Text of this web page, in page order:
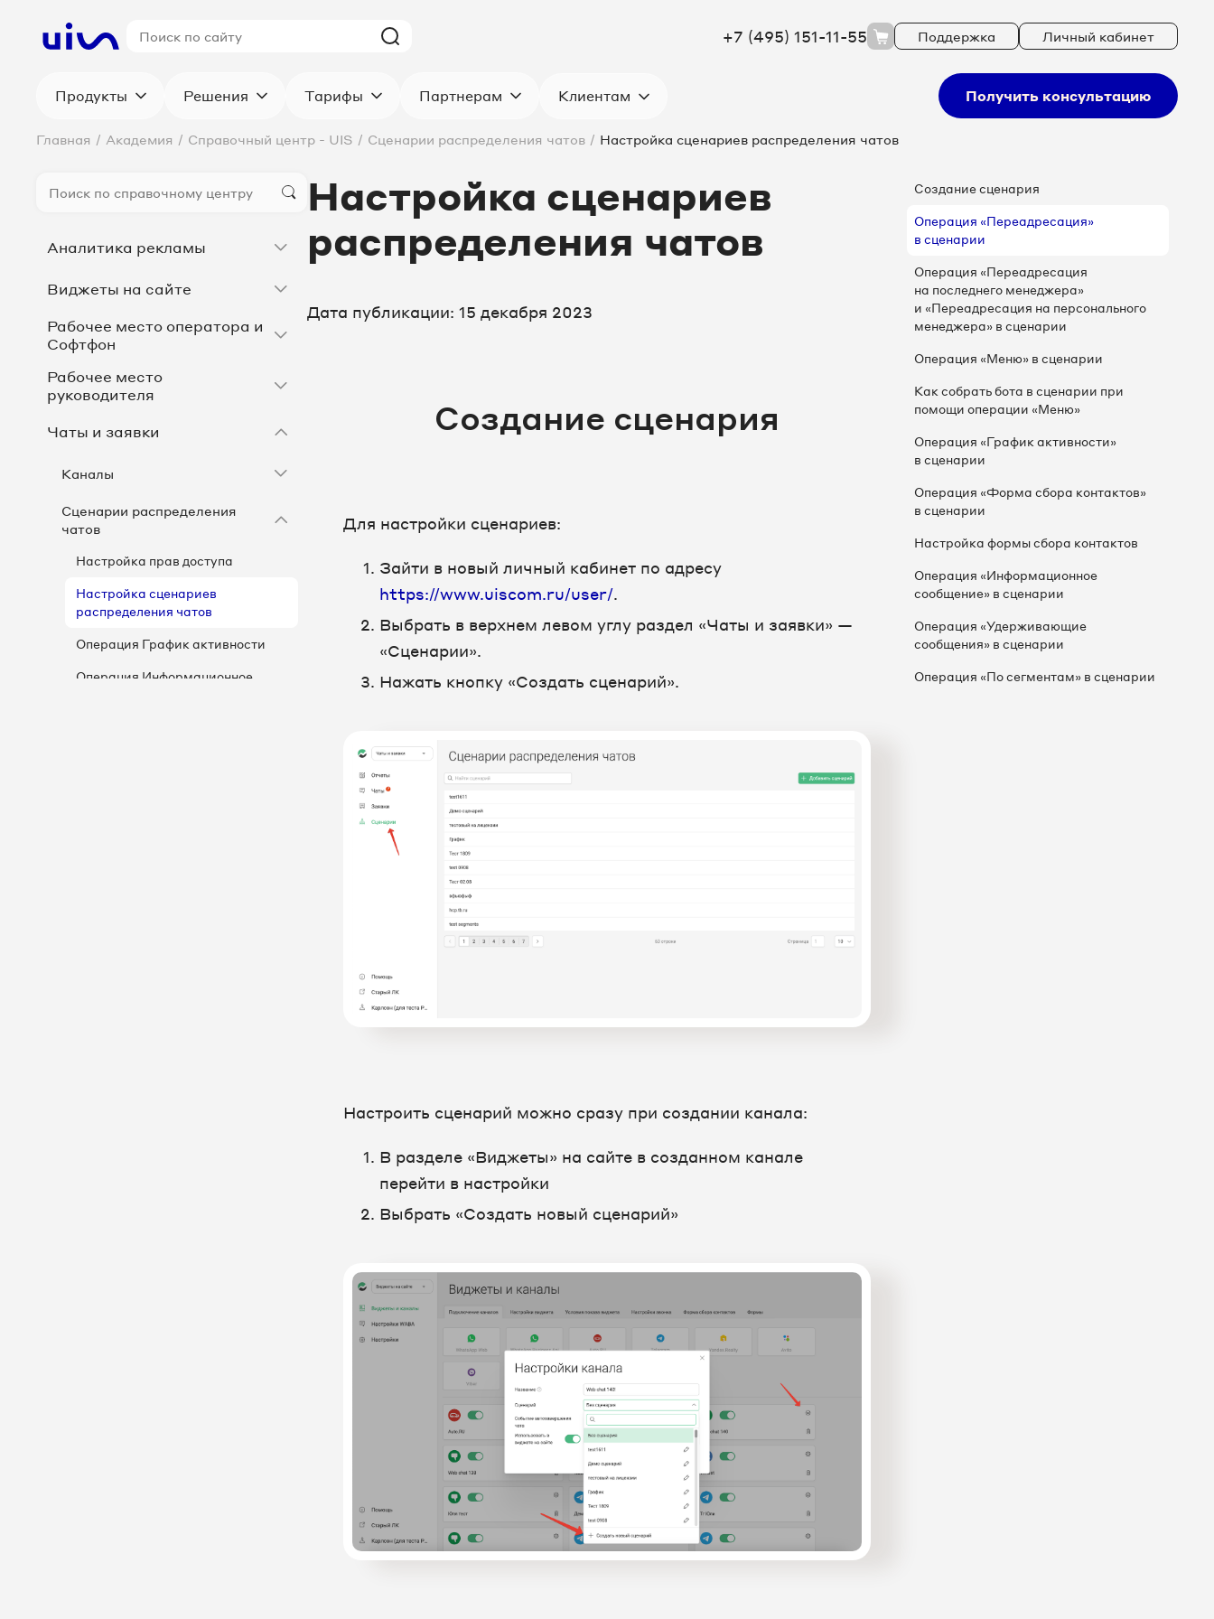
+7 (495) 151-11-55 Поддержка Личный кабинет
Продукты Решения Тарифы Партнерам Клиентам Получить консультацию
Главная / Академия / Справочный центр - UIS / Сценарии распределения чатов / Настройка сценариев распределения чатов
Аналитика рекламы
Виджеты на сайте
Рабочее место оператора и
Софтфон
Рабочее место
руководителя
Чаты и заявки
Каналы
Сценарии распределения
чатов
Настройка прав доступа
Настройка сценариев
распределения чатов
Операция График активности
Операция Информационное
Настройка сценариев
распределения чатов
Дата публикации: 15 декабря 2023
Создание сценария
Для настройки сценариев:
Зайти в новый личный кабинет по адресу
https://www.uiscom.ru/user/.
Выбрать в верхнем левом углу раздел «Чаты и заявки» —
«Сценарии».
Нажать кнопку «Создать сценарий».
Настроить сценарий можно сразу при создании канала:
В разделе «Виджеты» на сайте в созданном канале
перейти в настройки
Выбрать «Создать новый сценарий»
Создание сценария
Операция «Переадресация»
в сценарии
Операция «Переадресация
на последнего менеджера»
и «Переадресация на персонального
менеджера» в сценарии
Операция «Меню» в сценарии
Как собрать бота в сценарии при
помощи операции «Меню»
Операция «График активности»
в сценарии
Операция «Форма сбора контактов»
в сценарии
Настройка формы сбора контактов
Операция «Информационное
сообщение» в сценарии
Операция «Удерживающие
сообщения» в сценарии
Операция «По сегментам» в сценарии